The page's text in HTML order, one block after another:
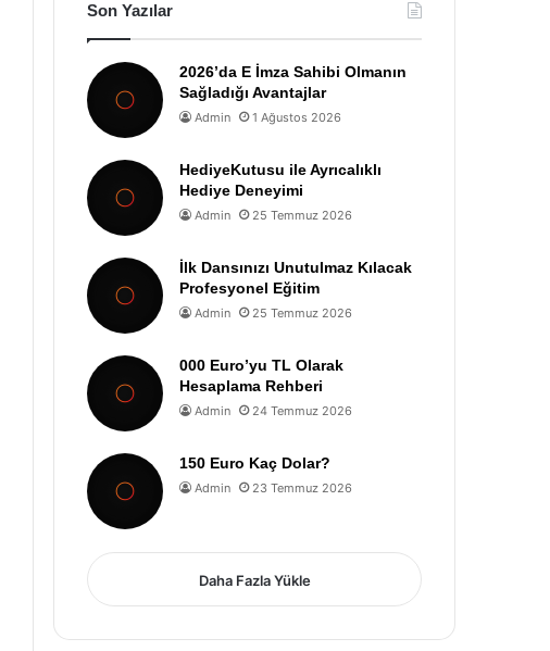
Son Yazılar
2026’da E İmza Sahibi Olmanın
Sağladığı Avantajlar
Admin 1 Ağustos 2026
HediyeKutusu ile Ayrıcalıklı
Hediye Deneyimi
Admin 25 Temmuz 2026
İlk Dansınızı Unutulmaz Kılacak
Profesyonel Eğitim
Admin 25 Temmuz 2026
000 Euro’yu TL Olarak
Hesaplama Rehberi
Admin 24 Temmuz 2026
150 Euro Kaç Dolar?
Admin 23 Temmuz 2026
Daha Fazla Yükle